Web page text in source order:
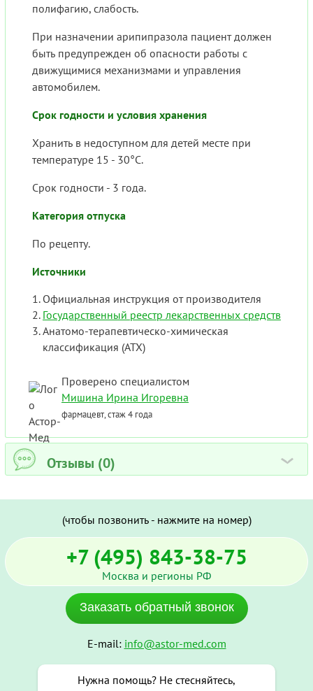
полифагию, слабость.
При назначении арипипразола пациент должен
быть предупрежден об опасности работы с
движущимися механизмами и управления
автомобилем.
Срок годности и условия хранения
Хранить в недоступном для детей месте при
температуре 15 - 30°С.
Срок годности - 3 года.
Категория отпуска
По рецепту.
Источники
Официальная инструкция от производителя
Государственный реестр лекарственных средств
Анатомо-терапевтическо-химическая
классификация (ATX)
Проверено специалистом
Мишина Ирина Игоревна
фармацевт, стаж 4 года
Отзывы (0) ›
(чтобы позвонить - нажмите на номер)
+7 (495) 843-38-75
Москва и регионы РФ
Заказать обратный звонок
E-mail: info@astor-med.com
Нужна помощь? Не стесняйтесь,